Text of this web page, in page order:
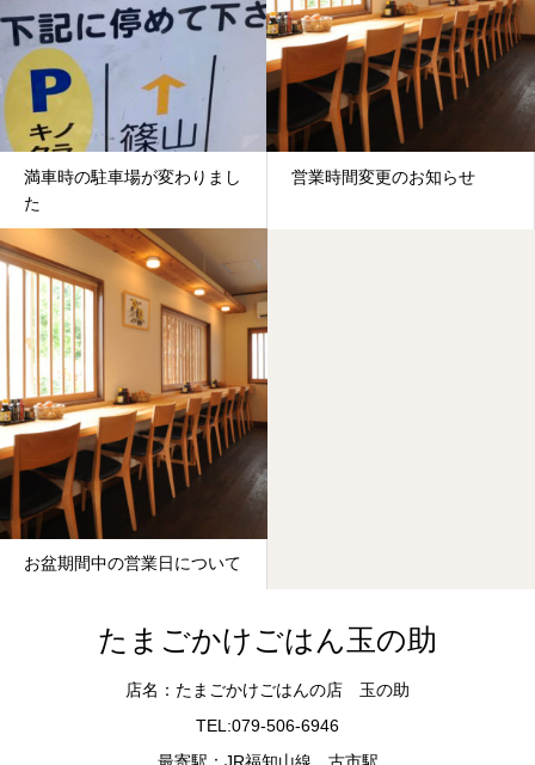
満車時の駐車場が変わりまし
た
営業時間変更のお知らせ
お盆期間中の営業日について
たまごかけごはん玉の助
店名：たまごかけごはんの店 玉の助
TEL:079-506-6946
最寄駅：JR福知山線 古市駅